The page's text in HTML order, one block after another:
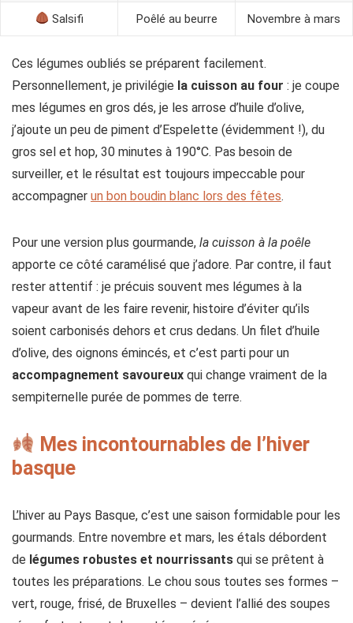
Salsifi Poêlé au beurre Novembre à mars
Ces légumes oubliés se préparent facilement.
Personnellement, je privilégie la cuisson au four : je coupe
mes légumes en gros dés, je les arrose d’huile d’olive,
j’ajoute un peu de piment d’Espelette (évidemment !), du
gros sel et hop, 30 minutes à 190°C. Pas besoin de
surveiller, et le résultat est toujours impeccable pour
accompagner un bon boudin blanc lors des fêtes.
Pour une version plus gourmande, la cuisson à la poêle
apporte ce côté caramélisé que j’adore. Par contre, il faut
rester attentif : je précuis souvent mes légumes à la
vapeur avant de les faire revenir, histoire d’éviter qu’ils
soient carbonisés dehors et crus dedans. Un filet d’huile
d’olive, des oignons émincés, et c’est parti pour un
accompagnement savoureux qui change vraiment de la
sempiternelle purée de pommes de terre.
Mes incontournables de l’hiver
basque
L’hiver au Pays Basque, c’est une saison formidable pour les
gourmands. Entre novembre et mars, les étals débordent
de légumes robustes et nourrissants qui se prêtent à
toutes les préparations. Le chou sous toutes ses formes –
vert, rouge, frisé, de Bruxelles – devient l’allié des soupes